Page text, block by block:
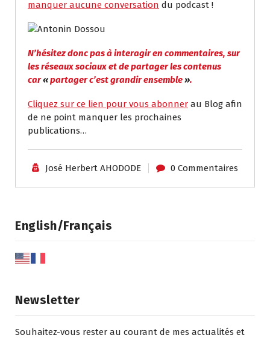
manquer aucune conversation du podcast !
N’hésitez donc pas à interagir en commentaires, sur
les réseaux sociaux et de partager les contenus
car«partager c’est grandir ensemble».
Cliquez sur ce lien pour vous abonner au Blog afin
de ne point manquer les prochaines
publications…
José Herbert AHODODE 0 Commentaires
English/Français
Newsletter
Souhaitez-vous rester au courant de mes actualités et